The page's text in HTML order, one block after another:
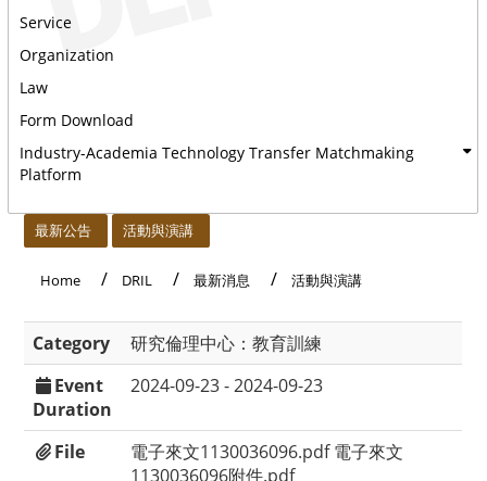
Service
Organization
Law
Form Download
Industry-Academia Technology Transfer Matchmaking
Platform
最新公告 活動與演講
Home DRIL 最新消息 活動與演講
Category
研究倫理中心：教育訓練
Event
Duration
2024-09-23 - 2024-09-23
File 電子來文1130036096.pdf 電子來文
1130036096附件.pdf